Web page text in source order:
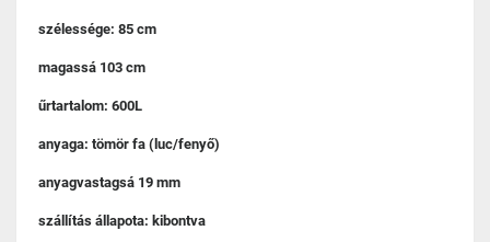
szélessége: 85 cm
magassá 103 cm
űrtartalom: 600L
anyaga: tömör fa (luc/fenyő)
anyagvastagsá 19 mm
szállítás állapota: kibontva